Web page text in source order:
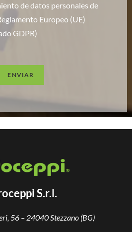
de datos personales de
Europeo (UE)
GDPR)
ENVIAR
S.r.l.
56 – 24040 Stezzano (BG)